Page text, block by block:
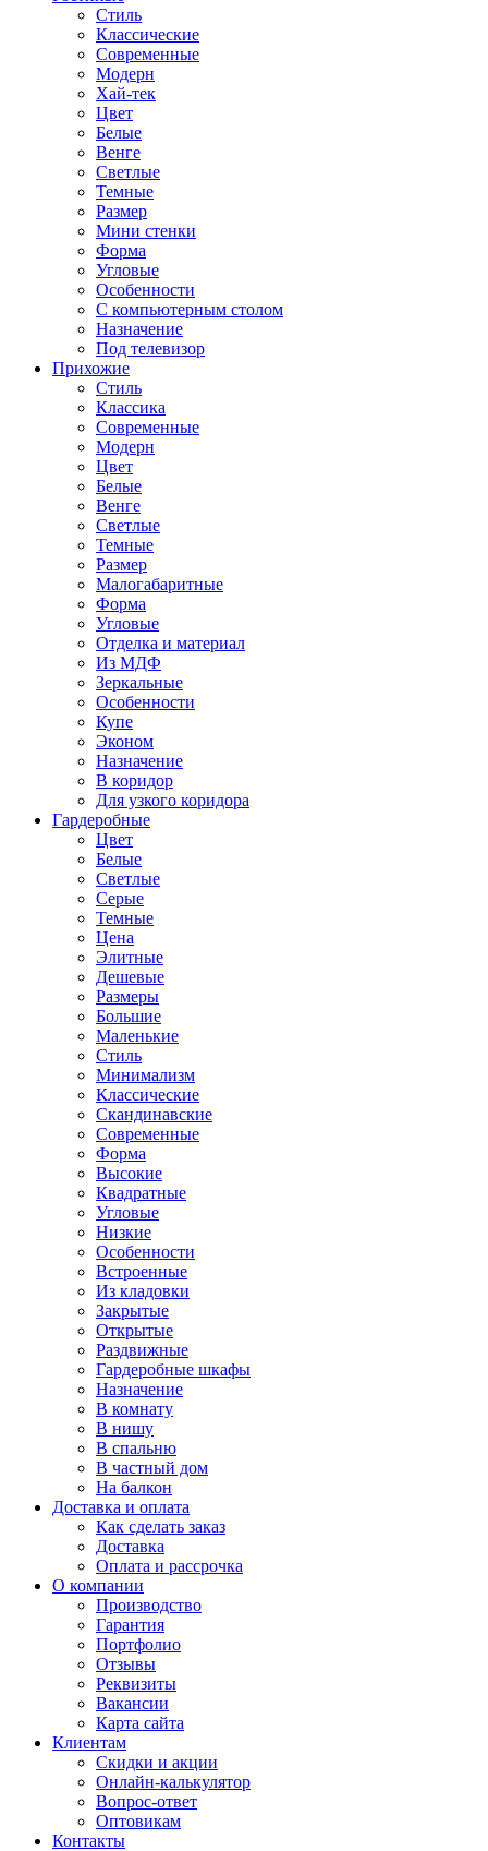
Стиль
Классические
Современные
Модерн
Хай-тек
Цвет
Белые
Венге
Светлые
Темные
Размер
Мини стенки
Форма
Угловые
Особенности
С компьютерным столом
Назначение
Под телевизор
Прихожие
Стиль
Классика
Современные
Модерн
Цвет
Белые
Венге
Светлые
Темные
Размер
Малогабаритные
Форма
Угловые
Отделка и материал
Из МДФ
Зеркальные
Особенности
Купе
Эконом
Назначение
В коридор
Для узкого коридора
Гардеробные
Цвет
Белые
Светлые
Серые
Темные
Цена
Элитные
Дешевые
Размеры
Большие
Маленькие
Стиль
Минимализм
Классические
Скандинавские
Современные
Форма
Высокие
Квадратные
Угловые
Низкие
Особенности
Встроенные
Из кладовки
Закрытые
Открытые
Раздвижные
Гардеробные шкафы
Назначение
В комнату
В нишу
В спальню
В частный дом
На балкон
Доставка и оплата
Как сделать заказ
Доставка
Оплата и рассрочка
О компании
Производство
Гарантия
Портфолио
Отзывы
Реквизиты
Вакансии
Карта сайта
Клиентам
Скидки и акции
Онлайн-калькулятор
Вопрос-ответ
Оптовикам
Контакты